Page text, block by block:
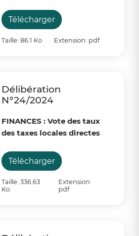
Télécharger
Taille: 86.1 Ko Extension: pdf
Délibération
N°24/2024
FINANCES : Vote des taux
des taxes locales directes
Télécharger
Taille: 336.63
Ko
Extension:
pdf